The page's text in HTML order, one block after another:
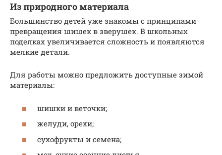
Из природного материала
Большинство детей уже знакомы с принципами
превращения шишек в зверушек. В школьных
поделках увеличивается сложность и появляются
мелкие детали.
Для работы можно предложить доступные зимой
материалы:
шишки и веточки;
желуди, орехи;
сухофрукты и семена;